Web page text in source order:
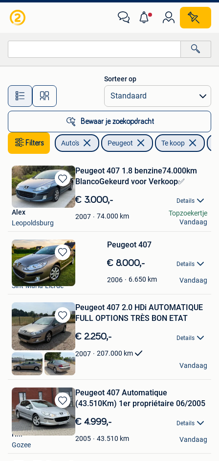
Alle afstanden…
Sorteer op
Bewaar je zoekopdracht
Filters Auto's Peugeot Te koop
Bewaren
in
Mijn
Favorieten
Peugeot 407 1.8 benzine74.000km
BlancoGekeurd voor Verkoop✅
€ 3.000,- Details
2007 74.000 km
Alex
Leopoldsburg
Topzoekertje
Vandaag
Bewaren
in
Mijn
Favorieten
Peugeot 407
€ 8.000,- Details
2006 6.650 km
vwke
Sint-Maria-Lierde
Vandaag
Bewaren
in
Mijn
Favorieten
Peugeot 407 2.0 HDi AUTOMATIQUE
FULL OPTIONS TRÈS BON ETAT
€ 2.250,- Details
2007 207.000 km
Ek-cars
Vilvoorde
Vandaag
Bewaren
in
Mijn
Favorieten
Peugeot 407 Automatique
(43.510Km) 1er propriétaire 06/2005
€ 4.999,- Details
2005 43.510 km
H...
Gozee
Vandaag